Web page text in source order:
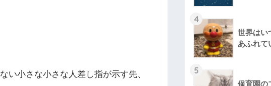
い小さな小さな人差し指が示す先、
4
世界はい
あふれて
5
保育園の